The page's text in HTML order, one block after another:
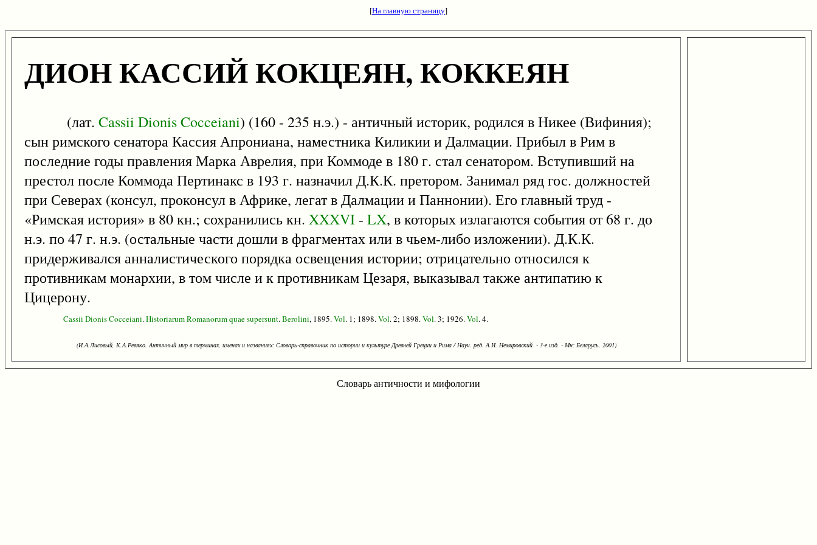
[На главную страницу]
ДИОН КАССИЙ КОКЦЕЯН, КОККЕЯН
(лат. Cassii DionisCocceiani) (160 - 235 н.э.) - античный историк, родился в Никее (Вифиния);
сын римского сенатора Кассия Апрониана, наместника Киликии и Далмации. Прибыл в Рим в
последние годы правления Марка Аврелия, при Коммоде в 180 г. стал сенатором. Вступивший на
престол после Коммода Пертинакс в 193 г. назначил Д.К.К. претором. Занимал ряд гос. должностей
при Северах (консул, проконсул в Африке, легат в Далмации и Паннонии). Его главный труд -
«Римская история» в 80 кн.; сохранились кн. XXXVI - LX, в которых излагаются события от 68 г. до
н.э. по 47 г. н.э. (остальные части дошли в фрагментах или в чьем-либо изложении). Д.К.К.
придерживался анналистического порядка освещения истории; отрицательно относился к
противникам монархии, в том числе и к противникам Цезаря, выказывал также антипатию к
Цицерону.
Cassii DionisCocceiani.HistoriarumRomanorumquaesupersunt.Berolini, 1895.Vol. 1; 1898.Vol. 2; 1898.Vol. 3; 1926.Vol. 4.
(И.А.Лисовый, К.А.Ревяко. Античный мир в терминах, именах и названиях: Словарь-справочник по истории и культуре Древней Греции и Рима / Науч. ред. А.И. Немировский. - 3-е изд. - Мн: Беларусь, 2001)
Словарь античности и мифологии